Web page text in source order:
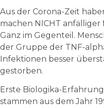
Aus der Corona-Zeit
machen NICHT
Ganz im Gegenteil.
der Gruppe der TNF-
Infektionen besser
gestorben.
Erste Biologika-
stammen aus dem Jahr